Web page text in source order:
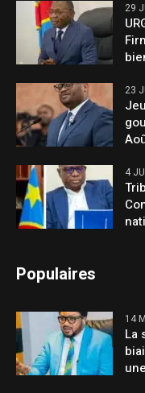
29
23
4
Populaires
14
La